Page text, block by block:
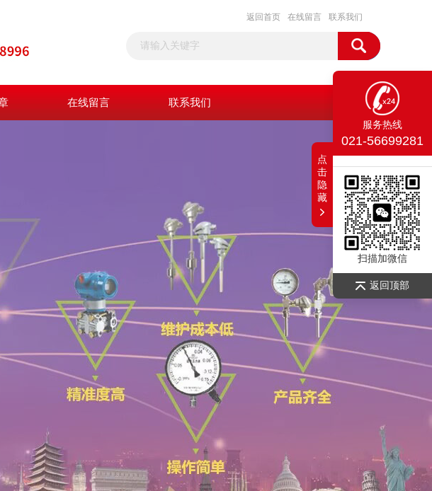
返回首页 在线留言 联系我们
在线留言 联系我们
服务热线
021-56699281
扫描加微信
返回顶部
点
击
隐
藏